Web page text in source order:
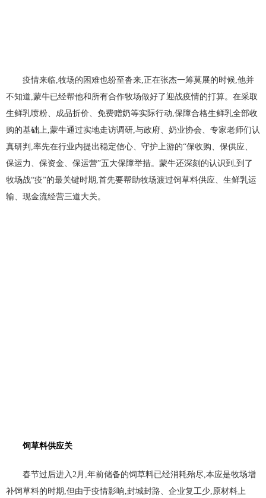
疫情来临,牧场的困难也纷至沓来,正在张杰一筹莫展的时候,他并
不知道,蒙牛已经帮他和所有合作牧场做好了迎战疫情的打算。在采取
生鲜乳喷粉、成品折价、免费赠奶等实际行动,保障合格生鲜乳全部收
购的基础上,蒙牛通过实地走访调研,与政府、奶业协会、专家老师们认
真研判,率先在行业内提出稳定信心、守护上游的“保收购、保供应、
保运力、保资金、保运营”五大保障举措。蒙牛还深刻的认识到,到了
牧场战“疫”的最关键时期,首先要帮助牧场渡过饲草料供应、生鲜乳运
输、现金流经营三道大关。
饲草料供应关
春节过后进入2月,年前储备的饲草料已经消耗殆尽,本应是牧场增
补饲草料的时期,但由于疫情影响,封城封路、企业复工少,原材料上